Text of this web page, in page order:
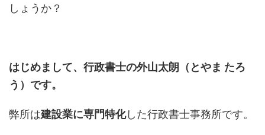
しょうか？
はじめまして、行政書士の外山太朗（とやま たろ
う）です。
弊所は建設業に専門特化した行政書士事務所です。